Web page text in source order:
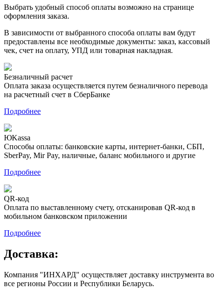
Выбрать удобный способ оплаты возможно на странице
оформления заказа.
В зависимости от выбранного способа оплаты вам будут
предоставлены все необходимые документы: заказ, кассовый
чек, счет на оплату, УПД или товарная накладная.
Безналичный расчет
Оплата заказа осуществляется путем безналичного перевода
на расчетный счет в СберБанке
Подробнее
ЮKassa
Способы оплаты: банковские карты, интернет-банки, СБП,
SberPay, Mir Pay, наличные, баланс мобильного и другие
Подробнее
QR-код
Оплата по выставленному счету, отсканировав QR-код в
мобильном банковском приложении
Подробнее
Доставка:
Компания "ИНХАРД" осуществляет доставку инструмента во
все регионы России и Республики Беларусь.